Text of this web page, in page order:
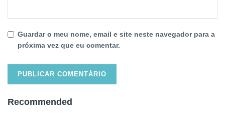
Guardar o meu nome, email e site neste navegador para a
próxima vez que eu comentar.
Recommended